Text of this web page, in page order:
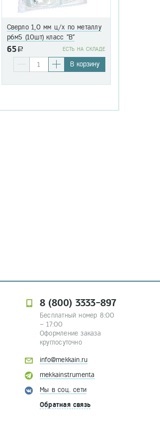
Сверло 1,0 мм ц/х по металлу
р6м5 (10шт) класс "В"
65a EСТЬ НА СКЛАДЕ
В корзину
8 (800) 3333-897
Бесплатный номер 8:00
– 17:00
Оформление заказа
круглосуточно
info@mekkain.ru
mekkainstrumenta
Мы в соц. сети
Обратная связь